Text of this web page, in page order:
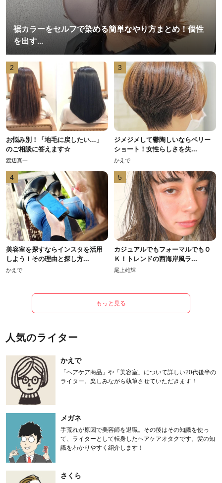
裾カラーをセルフで染める簡単なやり方まとめ！個性
を出す...
2
お悩み別！「地毛に戻したい…」
のご相談に答えます☆
渡辺真一
3
ジメジメして鬱陶しいならベリー
ショート！女性らしさを失...
かえで
4
美容室を探すならインスタを活用
しよう！その理由と探し方...
かえで
5
カジュアルでもフォーマルでもＯ
Ｋ！トレンドの西海岸風ラ...
尾上雄輝
もっと見る
人気のライター
かえで
「ヘアケア商品」や「美容室」について詳しい20代後半の
ライター。楽しみながら執筆させていただきます！
メガネ
手荒れが原因で美容師を退職。その後はその知識を使っ
て、ライターとして転身したヘアケアオタクです。髪の知
識をわかりやすく紹介します！
さくら